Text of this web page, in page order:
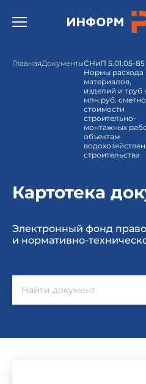
Открыть бургер меню.
ГлавнаяДокументыСНиП 5.01.05-85
Нормы расхода
материалов,
изделий и труб
млн.руб.
стоимости
строительно-
монтажных
объектам
строительства
Картотека
Электронный фонд
и нормативно-